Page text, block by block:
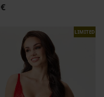
LIMITED